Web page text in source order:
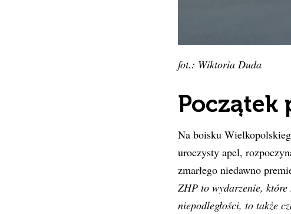
fot.: Wiktoria Duda
Początek
Na boisku
uroczysty apel,
zmarłego niedawno
ZHP to wydarzenie, które
niepodległości, to także